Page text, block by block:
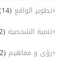
تطوير الواقع (14)
تنمية الشخصية (22)
رؤى و مفاهيم (12)